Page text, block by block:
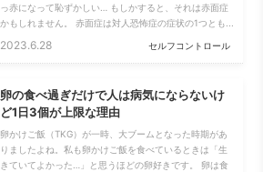
っ赤になって恥ずかしい… もしかすると、それは赤面症
かもしれません。 赤面症は対人恐怖症の症状の1つとも...
2023.6.28 セルフコントロール
卵の食べ過ぎだけで人は病気にならないけ
ど1日3個が上限な理由
卵かけご飯（TKG）が一時、大ブームとなった時期があ
りましたよね。私も卵かけご飯を食べているときは「生
きていてよかった…」と思うほどの卵好きです。 卵は食